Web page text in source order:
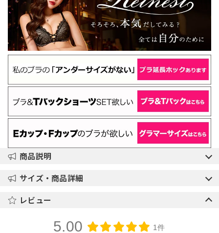
商品説明
サイズ・商品詳細
レビュー
5.00 1件